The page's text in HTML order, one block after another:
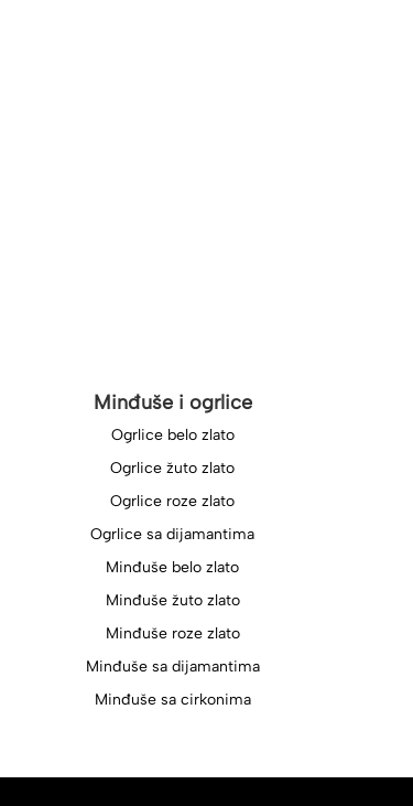
Minđuše i ogrlice
Ogrlice belo zlato
Ogrlice žuto zlato
Ogrlice roze zlato
Ogrlice sa dijamantima
Minđuše belo zlato
Minđuše žuto zlato
Minđuše roze zlato
Minđuše sa dijamantima
Minđuše sa cirkonima